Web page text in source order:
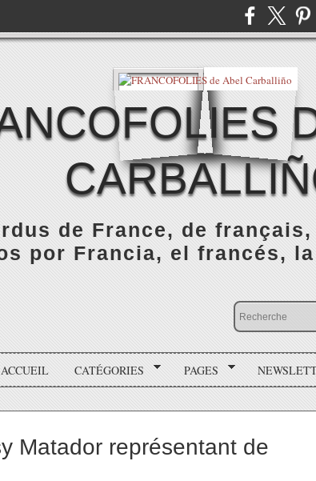
de France, de
por Francia, el francés,
ACCUEIL CATÉGORIES PAGES
Matador représentant de